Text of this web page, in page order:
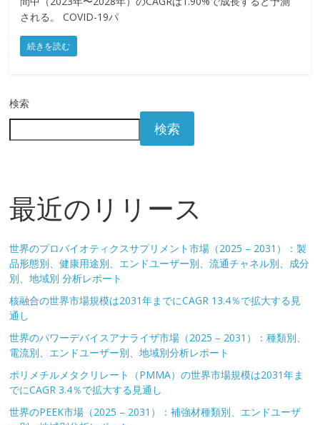
される。 COVID-19パ
続きを読む
検索
検索
最近のリリース
世界のプロバイオティクスサプリメント市場（2025 – 2031）：製
品形態別、健康用途別、エンドユーザー別、流通チャネル別、成分
別、地域別 分析レポート
核融合の世界市場規模は2031年までにCAGR 13.4％で拡大する見
通し
世界のパワーデバイスアナライザ市場（2025 – 2031）：種類別、
電流別、エンドユーザー別、地域別分析レポート
ポリメチルメタクリレート（PMMA）の世界市場規模は2031年ま
でにCAGR 3.4％で拡大する見通し
世界のPEEK市場（2025 – 2031）：補強材種類別、エンドユーザ